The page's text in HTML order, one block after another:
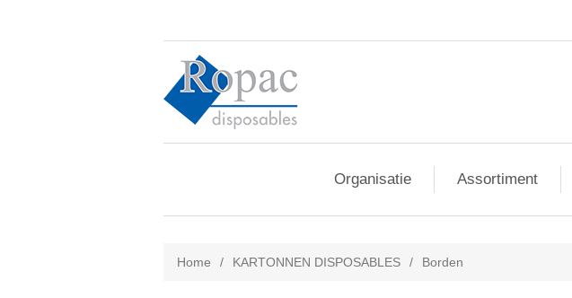
Organisatie Assortiment
Home / KARTONNEN DISPOSABLES / Borden